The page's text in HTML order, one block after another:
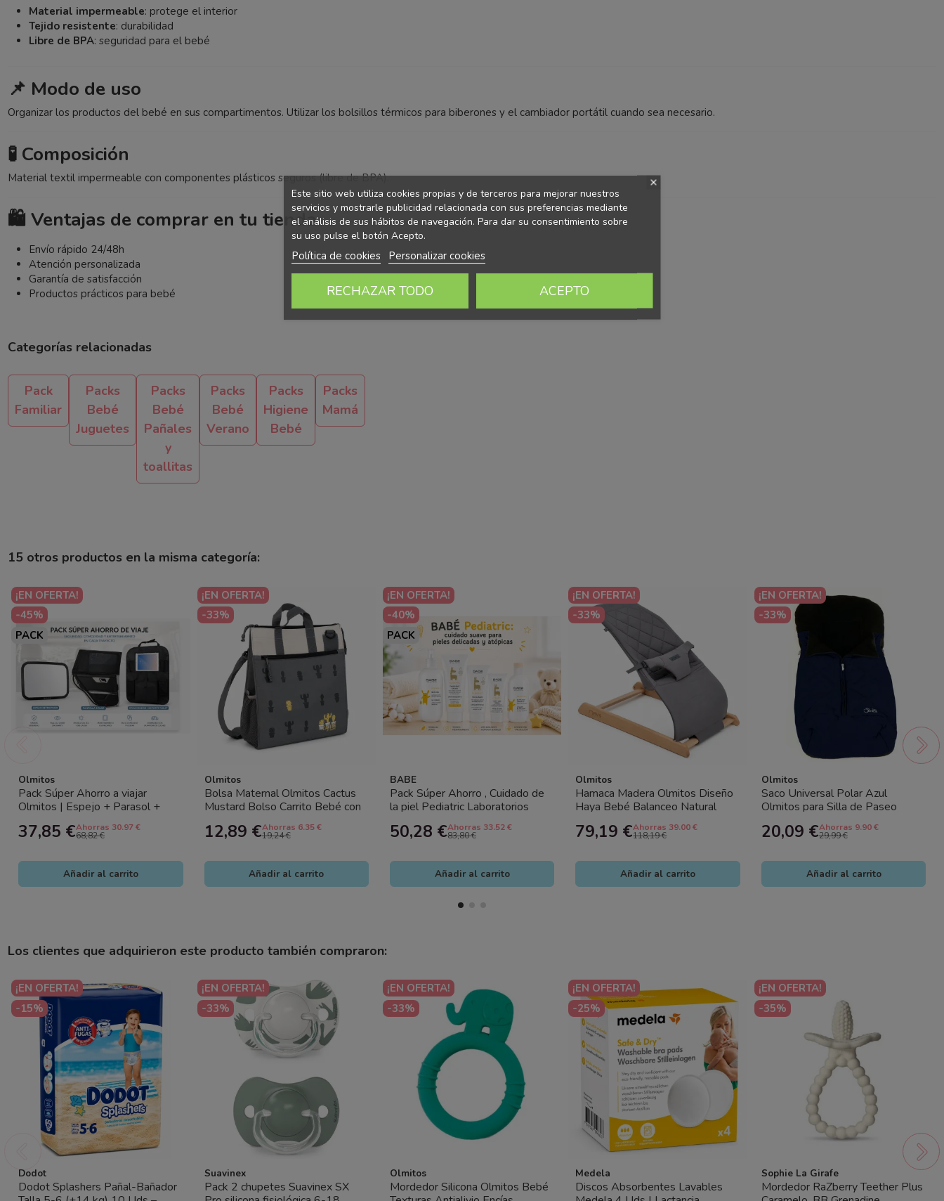
Material impermeable: protege el interior
Tejido resistente: durabilidad
Libre de BPA: seguridad para el bebé
📌 Modo de uso
Organizar los productos del bebé en sus compartimentos. Utilizar los bolsillos térmicos para biberones y el cambiador portátil cuando sea necesario.
🧪 Composición
Material textil impermeable con componentes plásticos seguros (libre de BPA).
🛍️ Ventajas de comprar en tu tienda
Envío rápido 24/48h
Atención personalizada
Garantía de satisfacción
Productos prácticos para bebé
Categorías relacionadas
Pack
Familiar
Packs
Bebé
Juguetes
Packs
Bebé
Pañales
y
toallitas
Packs
Bebé
Verano
Packs
Higiene
Bebé
Packs
Mamá
15 otros productos en la misma categoría:
¡EN OFERTA!
-45%
PACK
Olmitos
Pack Súper Ahorro a viajar
Olmitos | Espejo + Parasol +
37,85 €Ahorras 30.97 €
68,82 €
Añadir al carrito
¡EN OFERTA!
-33%
Olmitos
Bolsa Maternal Olmitos Cactus
Mustard Bolso Carrito Bebé con
12,89 €Ahorras 6.35 €
19,24 €
Añadir al carrito
¡EN OFERTA!
-40%
PACK
BABE
Pack Súper Ahorro , Cuidado de
la piel Pediatric Laboratorios
50,28 €Ahorras 33.52 €
83,80 €
Añadir al carrito
¡EN OFERTA!
-33%
Olmitos
Hamaca Madera Olmitos Diseño
Haya Bebé Balanceo Natural
79,19 €Ahorras 39.00 €
118,19 €
Añadir al carrito
¡EN OFERTA!
-33%
Olmitos
Saco Universal Polar Azul
Olmitos para Silla de Paseo
20,09 €Ahorras 9.90 €
29,99 €
Añadir al carrito
Los clientes que adquirieron este producto también compraron:
¡EN OFERTA!
-15%
Dodot
Dodot Splashers Pañal-Bañador
¡EN OFERTA!
-33%
Suavinex
Pack 2 chupetes Suavinex SX
¡EN OFERTA!
-33%
Olmitos
Mordedor Silicona Olmitos Bebé
¡EN OFERTA!
-25%
Medela
Discos Absorbentes Lavables
¡EN OFERTA!
-35%
Sophie La Girafe
Mordedor RaZberry Teether Plus
Este sitio web utiliza cookies propias y de terceros para mejorar nuestros
servicios y mostrarle publicidad relacionada con sus preferencias mediante
el análisis de sus hábitos de navegación. Para dar su consentimiento sobre
su uso pulse el botón Acepto.
Política de cookies Personalizar cookies
RECHAZAR TODO ACEPTO